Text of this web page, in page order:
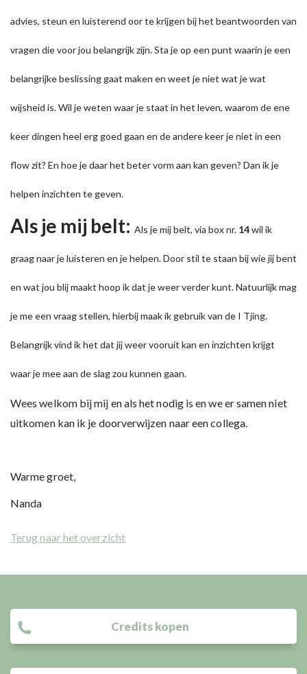
advies, steun en luisterend oor te krijgen bij het beantwoorden van
vragen die voor jou belangrijk zijn. Sta je op een punt waarin je een
belangrijke beslissing gaat maken en weet je niet wat je wat
wijsheid is. Wil je weten waar je staat in het leven, waarom de ene
keer dingen heel erg goed gaan en de andere keer je niet in een
flow zit? En hoe je daar het beter vorm aan kan geven? Dan ik je
helpen inzichten te geven.
Als je mij belt: Als je mij belt, via box nr. 14wil ik
graag naar je luisteren en je helpen. Door stil te staan bij wie jij bent
en wat jou blij maakt hoop ik dat je weer verder kunt. Natuurlijk mag
je me een vraag stellen, hierbij maak ik gebruik van de I Tjing.
Belangrijk vind ik het dat jij weer vooruit kan en inzichten krijgt
waar je mee aan de slag zou kunnen gaan.
Wees welkom bij mij en als het nodig is en we er samen niet
uitkomen kan ik je doorverwijzen naar een collega.
Warme groet,
Nanda
Terug naar het overzicht
Credits kopen